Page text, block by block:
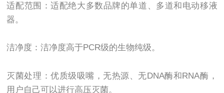
适配范围：适配绝大多数品牌的单道、多道和电动移液
器。
洁净度：洁净度高于PCR级的生物纯级。
灭菌处理：优质级吸嘴，无热源、无DNA酶和RNA酶，
用户自己可以进行高压灭菌。